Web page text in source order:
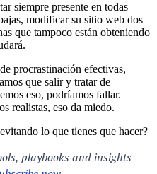
siempre presente en todas
modificar su sitio web dos
que tampoco están obteniendo
procrastinación efectivas,
que salir y tratar de
eso, podríamos fallar.
realistas, eso da miedo.
lo que tienes que hacer?